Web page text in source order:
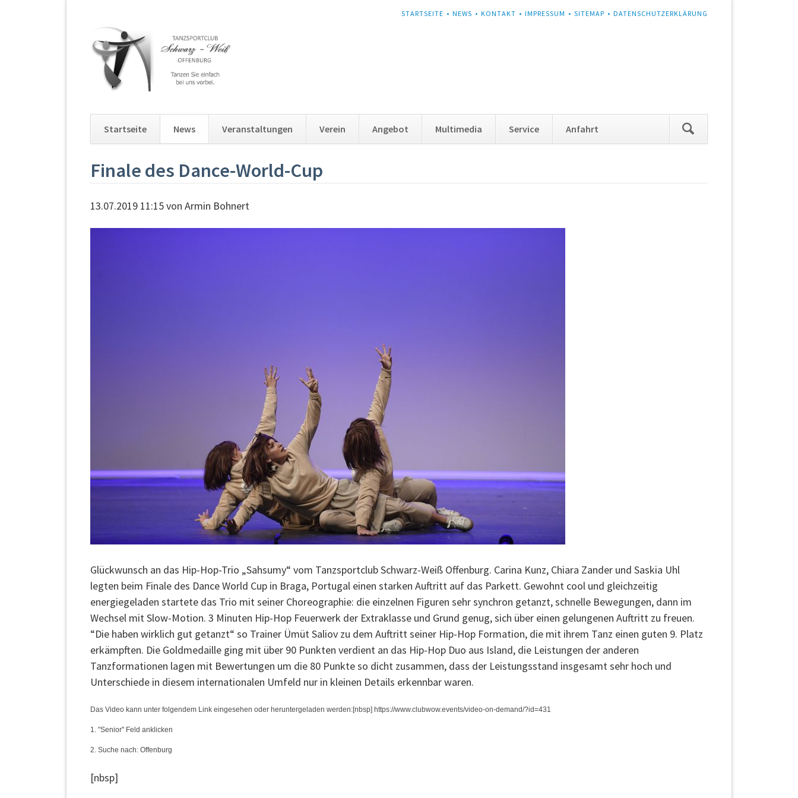
NAVIGATION
STARTSEITE NEWS KONTAKT IMPRESSUM SITEMAP DATENSCHUTZERKLÄRUNG
überspringen
Startseite News Veranstaltungen Verein Angebot Multimedia Service Anfahrt
überspringen
Finale des Dance-World-Cup
13.07.2019 11:15von Armin Bohnert
Glückwunsch an das Hip-Hop-Trio „Sahsumy“ vom Tanzsportclub Schwarz-Weiß Offenburg. Carina Kunz, Chiara Zander und Saskia Uhl
legten beim Finale des Dance World Cup in Braga, Portugal einen starken Auftritt auf das Parkett. Gewohnt cool und gleichzeitig
energiegeladen startete das Trio mit seiner Choreographie: die einzelnen Figuren sehr synchron getanzt, schnelle Bewegungen, dann im
Wechsel mit Slow-Motion. 3 Minuten Hip-Hop Feuerwerk der Extraklasse und Grund genug, sich über einen gelungenen Auftritt zu freuen.
“Die haben wirklich gut getanzt“ so Trainer Ümüt Saliov zu dem Auftritt seiner Hip-Hop Formation, die mit ihrem Tanz einen guten 9. Platz
erkämpften. Die Goldmedaille ging mit über 90 Punkten verdient an das Hip-Hop Duo aus Island, die Leistungen der anderen
Tanzformationen lagen mit Bewertungen um die 80 Punkte so dicht zusammen, dass der Leistungsstand insgesamt sehr hoch und
Unterschiede in diesem internationalen Umfeld nur in kleinen Details erkennbar waren.
Das Video kann unter folgendem Link eingesehen oder heruntergeladen werden:[nbsp] https://www.clubwow.events/video-on-demand/?id=431
1. "Senior" Feld anklicken
2. Suche nach: Offenburg
[nbsp]